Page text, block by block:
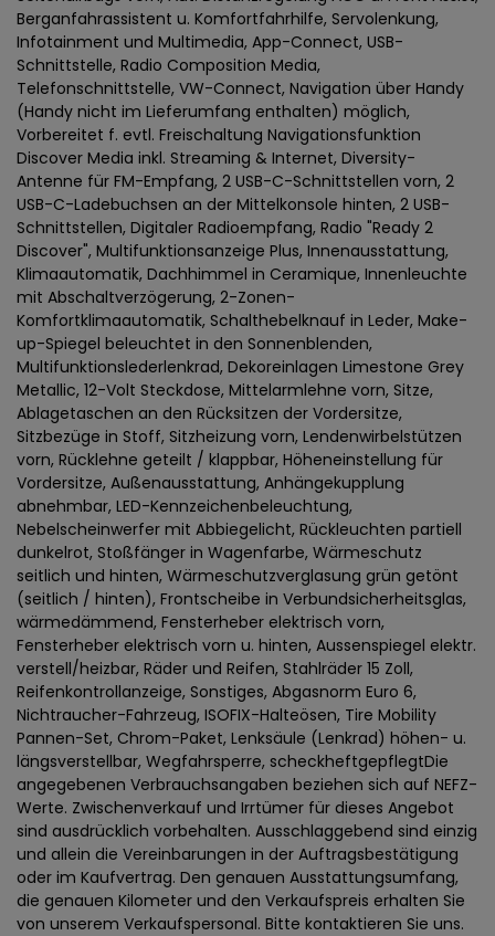
Berganfahrassistent u. Komfortfahrhilfe, Servolenkung,
Infotainment und Multimedia, App-Connect, USB-
Schnittstelle, Radio Composition Media,
Telefonschnittstelle, VW-Connect, Navigation über Handy
(Handy nicht im Lieferumfang enthalten) möglich,
Vorbereitet f. evtl. Freischaltung Navigationsfunktion
Discover Media inkl. Streaming & Internet, Diversity-
Antenne für FM-Empfang, 2 USB-C-Schnittstellen vorn, 2
USB-C-Ladebuchsen an der Mittelkonsole hinten, 2 USB-
Schnittstellen, Digitaler Radioempfang, Radio "Ready 2
Discover", Multifunktionsanzeige Plus, Innenausstattung,
Klimaautomatik, Dachhimmel in Ceramique, Innenleuchte
mit Abschaltverzögerung, 2-Zonen-
Komfortklimaautomatik, Schalthebelknauf in Leder, Make-
up-Spiegel beleuchtet in den Sonnenblenden,
Multifunktionslederlenkrad, Dekoreinlagen Limestone Grey
Metallic, 12-Volt Steckdose, Mittelarmlehne vorn, Sitze,
Ablagetaschen an den Rücksitzen der Vordersitze,
Sitzbezüge in Stoff, Sitzheizung vorn, Lendenwirbelstützen
vorn, Rücklehne geteilt / klappbar, Höheneinstellung für
Vordersitze, Außenausstattung, Anhängekupplung
abnehmbar, LED-Kennzeichenbeleuchtung,
Nebelscheinwerfer mit Abbiegelicht, Rückleuchten partiell
dunkelrot, Stoßfänger in Wagenfarbe, Wärmeschutz
seitlich und hinten, Wärmeschutzverglasung grün getönt
(seitlich / hinten), Frontscheibe in Verbundsicherheitsglas,
wärmedämmend, Fensterheber elektrisch vorn,
Fensterheber elektrisch vorn u. hinten, Aussenspiegel elektr.
verstell/heizbar, Räder und Reifen, Stahlräder 15 Zoll,
Reifenkontrollanzeige, Sonstiges, Abgasnorm Euro 6,
Nichtraucher-Fahrzeug, ISOFIX-Halteösen, Tire Mobility
Pannen-Set, Chrom-Paket, Lenksäule (Lenkrad) höhen- u.
längsverstellbar, Wegfahrsperre, scheckheftgepflegtDie
angegebenen Verbrauchsangaben beziehen sich auf NEFZ-
Werte. Zwischenverkauf und Irrtümer für dieses Angebot
sind ausdrücklich vorbehalten. Ausschlaggebend sind einzig
und allein die Vereinbarungen in der Auftragsbestätigung
oder im Kaufvertrag. Den genauen Ausstattungsumfang,
die genauen Kilometer und den Verkaufspreis erhalten Sie
von unserem Verkaufspersonal. Bitte kontaktieren Sie uns.